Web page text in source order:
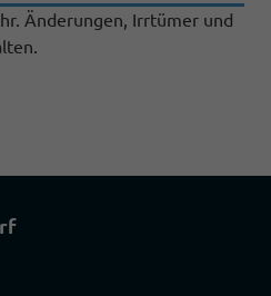
Änderungen, Irrtümer und